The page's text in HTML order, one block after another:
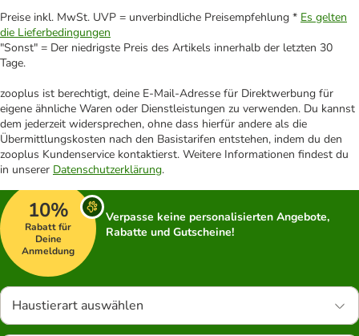
Preise inkl. MwSt. UVP = unverbindliche Preisempfehlung * Es gelten
die Lieferbedingungen
"Sonst" = Der niedrigste Preis des Artikels innerhalb der letzten 30
Tage.
zooplus ist berechtigt, deine E-Mail-Adresse für Direktwerbung für
eigene ähnliche Waren oder Dienstleistungen zu verwenden. Du kannst
dem jederzeit widersprechen, ohne dass hierfür andere als die
Übermittlungskosten nach den Basistarifen entstehen, indem du den
zooplus Kundenservice kontaktierst. Weitere Informationen findest du
in unserer Datenschutzerklärung.
10%
Rabatt für
Deine
Anmeldung
Verpasse keine personalisierten Angebote,
Rabatte und Gutscheine!
Haustierart auswählen